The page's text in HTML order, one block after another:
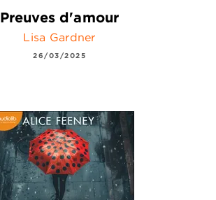
Preuves d'amour
Lisa Gardner
26/03/2025